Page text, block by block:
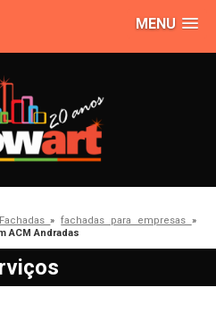
MENU
Fachadas»fachadas para empresas »
ACM Andradas